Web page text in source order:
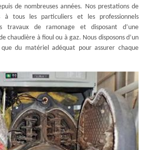
de nombreuses années. Nos prestations de
à tous les particuliers et les professionnels
travaux de ramonage et disposant d’une
chaudière à fioul ou à gaz. Nous disposons d’un
du matériel adéquat pour assurer chaque